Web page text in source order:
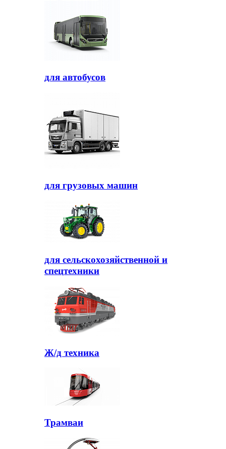
для автобусов
для грузовых машин
для сельскохозяйственной и
спецтехники
Ж/д техника
Трамваи